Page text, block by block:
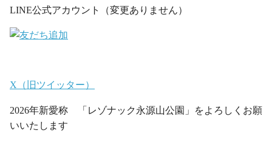
LINE公式アカウント（変更ありません）
X（旧ツイッター）
2026年新愛称 「レゾナック永源山公園」をよろしくお願
いいたします